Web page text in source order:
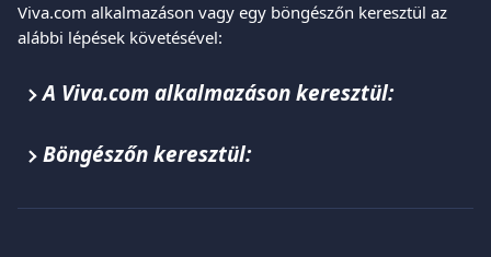
Viva.com alkalmazáson vagy egy böngészőn keresztül az
alábbi lépések követésével:
A Viva.com alkalmazáson keresztül:
Böngészőn keresztül: